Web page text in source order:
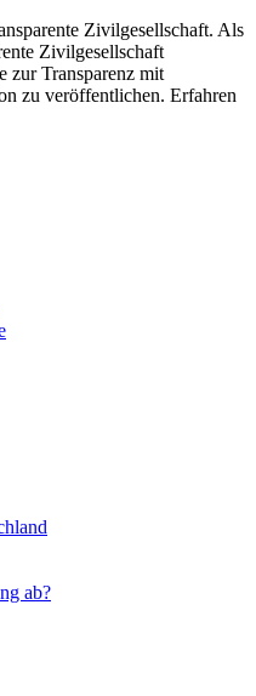
Zivilgesellschaft. Als
Zivilgesellschaft
zur Transparenz mit
zu veröffentlichen. Erfahren
ab?